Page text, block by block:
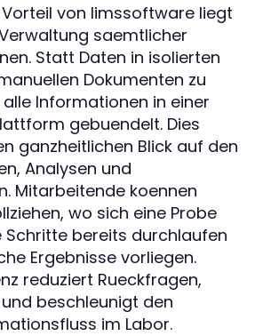
von limssoftware liegt
saemtlicher
Statt Daten in isolierten
Dokumenten zu
Informationen in einer
gebuendelt. Dies
ganzheitlichen Blick auf den
Analysen und
Mitarbeitende koennen
wo sich eine Probe
Schritte bereits durchlaufen
Ergebnisse vorliegen.
reduziert Rueckfragen,
beschleunigt den
im Labor.